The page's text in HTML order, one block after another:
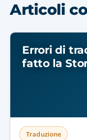
Articoli
Errori di
fatto la
Traduzione